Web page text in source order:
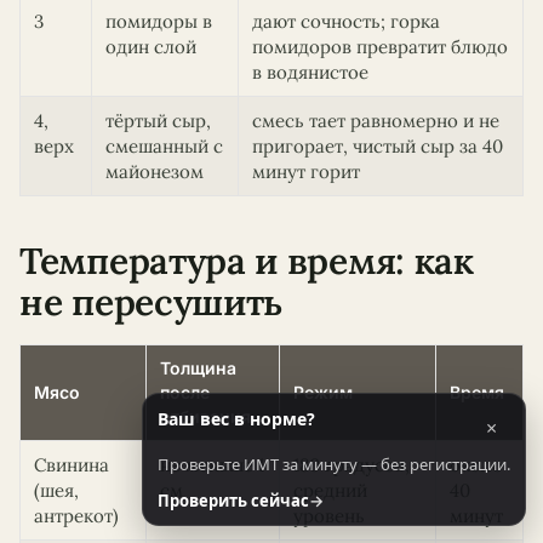
3
помидоры в
один слой
дают сочность; горка
помидоров превратит блюдо
в водянистое
4,
верх
тёртый сыр,
смешанный с
майонезом
смесь тает равномерно и не
пригорает, чистый сыр за 40
минут горит
Температура и время: как
не пересушить
Мясо
Толщина
после
отбивания
Режим Время
Свинина
(шея,
антрекот)
не меньше 1
см
180 градусов,
уровень
около
Ваш вес в норме? ×
Проверьте ИМТ за минуту — без регистрации.
Проверить сейчас→